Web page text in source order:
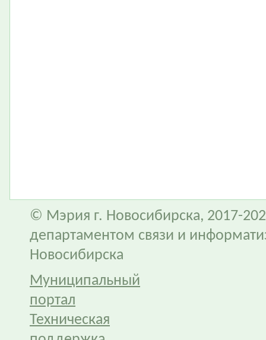
© Мэрия г. Новосибирска, 2017-
департаментом связи и
Новосибирска
Муниципальный
портал
Техническая